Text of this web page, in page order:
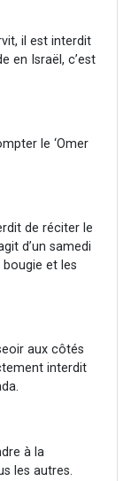
il est interdit
en Israël, c’est
le ‘Omer
de réciter le
d’un samedi
et les
aux côtés
interdit
à la
les autres.